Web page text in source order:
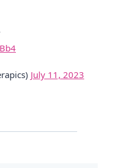
July 11, 2023